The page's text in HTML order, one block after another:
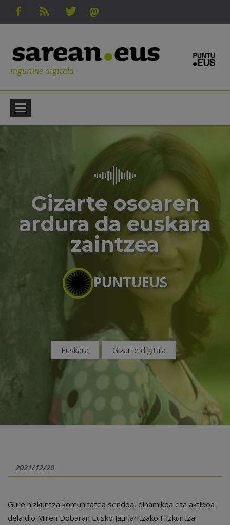
ingurune digitala
Gizarte osoaren
ardura da euskara
zaintzea
PUNTUEUS
Euskara Gizarte digitala
2021/12/20
Gure hizkuntza komunitatea sendoa, dinamikoa eta aktiboa
dela dio Miren Dobaran Eusko Jaurlaritzako Hizkuntza